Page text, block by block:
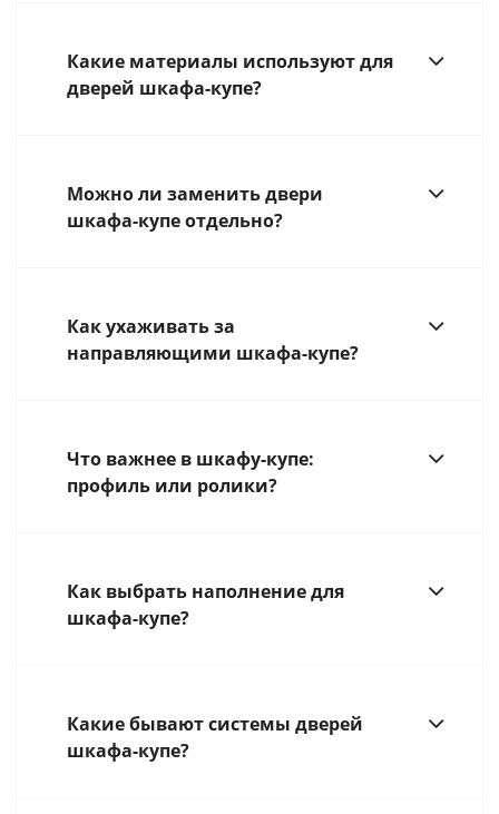
Какие материалы используют для
дверей шкафа-купе?
Можно ли заменить двери
шкафа-купе отдельно?
Как ухаживать за
направляющими шкафа-купе?
Что важнее в шкафу-купе:
профиль или ролики?
Как выбрать наполнение для
шкафа-купе?
Какие бывают системы дверей
шкафа-купе?